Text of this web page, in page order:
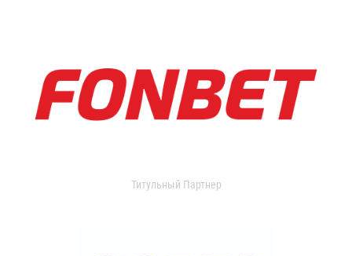
Титульный Партнер